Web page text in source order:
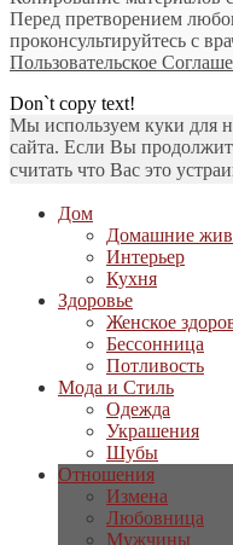
Перед претворением
проконсультируйтесь с
Пользовательское
Don`t copy text!
Мы используем куки для
сайта. Если Вы
считать что Вас это
Дом
Домашние
Интерьер
Кухня
Здоровье
Женское
Бессонница
Потливость
Мода и Стиль
Одежда
Украшения
Шубы
Отношения
Измена
Любовница
Мужчины